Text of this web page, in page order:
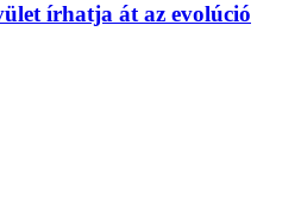
írhatja át az evolúció